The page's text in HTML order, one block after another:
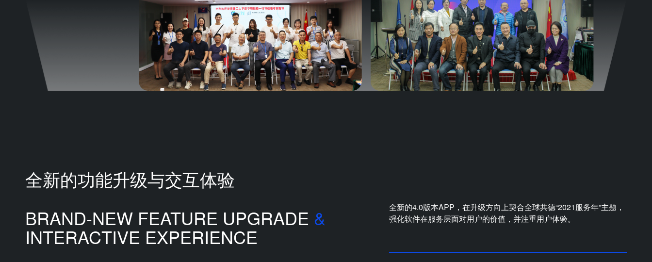
全新的功能升级与交互体验
BRAND-NEW FEATURE UPGRADE &
INTERACTIVE EXPERIENCE
全新的4.0版本APP，在升级方向上契合全球共德“2021服务年”主题，
强化软件在服务层面对用户的价值，并注重用户体验。